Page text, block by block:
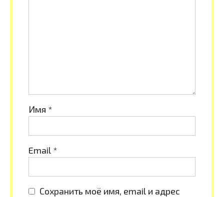
Имя *
Email *
Сохранить моё имя, email и адрес